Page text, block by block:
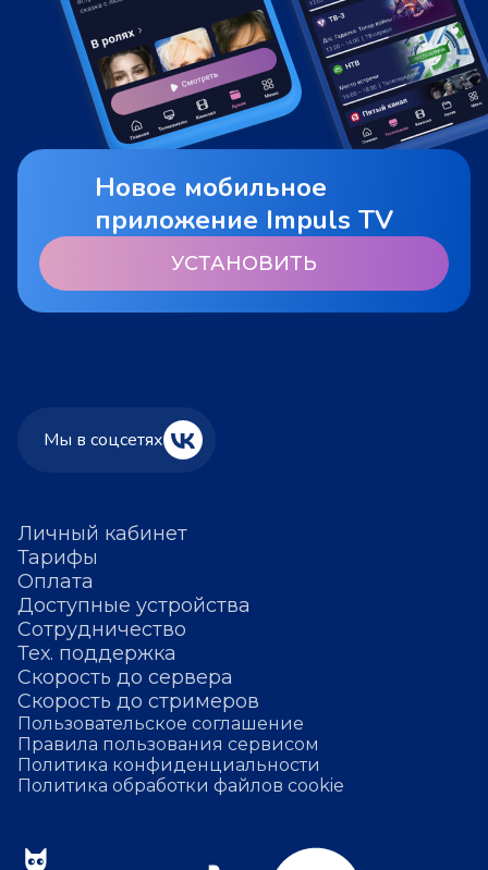
Новое мобильное
приложение Impuls TV
УСТАНОВИТЬ
Личный кабинет
Тарифы
Оплата
Доступные устройства
Сотрудничество
Тех. поддержка
Скорость до сервера
Скорость до стримеров
Пользовательское соглашение
Правила пользования сервисом
Политика конфиденциальности
Политика обработки файлов cookie
Мы в соцсетях